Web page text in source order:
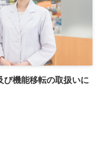
び機能移転の取扱いに